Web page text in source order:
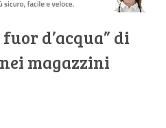
fuor d’acqua” di
magazzini